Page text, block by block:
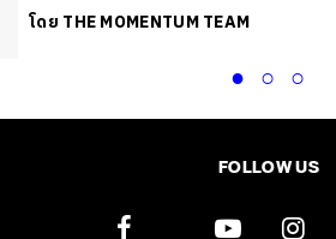
โดย THE MOMENTUM TEAM
FOLLOW US